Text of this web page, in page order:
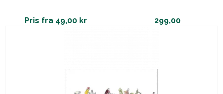
Pris fra 49,00 kr 299,00